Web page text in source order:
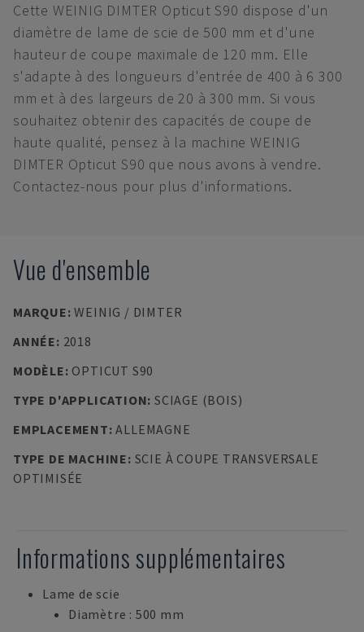
Cette WEINIG DIMTER Opticut S90 dispose d'un
diamètre de lame de scie de 500 mm et d'une
hauteur de coupe maximale de 120 mm. Elle
s'adapte à des longueurs d'entrée de 400 à 6 300
mm et à des largeurs de 20 à 300 mm. Si vous
souhaitez obtenir des capacités de coupe de
haute qualité, pensez à la machine WEINIG
DIMTER Opticut S90 que nous avons à vendre.
Contactez-nous pour plus d'informations.
Vue d'ensemble
MARQUE:WEINIG / DIMTER
ANNÉE: 2018
MODÈLE: OPTICUT S90
TYPE D'APPLICATION: SCIAGE (BOIS)
EMPLACEMENT:ALLEMAGNE
TYPE DE MACHINE: SCIE À COUPE TRANSVERSALE
OPTIMISÉE
Informations supplémentaires
Lame de scie
Diamètre : 500 mm